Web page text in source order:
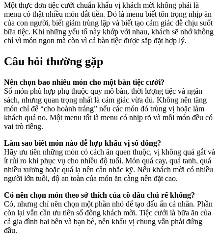
Một thực đơn tiệc cưới chuẩn khẩu vị khách mời không phải là
menu có thật nhiều món đắt tiền. Đó là menu biết tôn trọng nhịp ăn
của con người, biết giảm trùng lặp và biết tạo cảm giác dễ chịu suốt
bữa tiệc. Khi những yếu tố này khớp với nhau, khách sẽ nhớ không
chỉ vì món ngon mà còn vì cả bàn tiệc được sắp đặt hợp lý.
Câu hỏi thường gặp
Nên chọn bao nhiêu món cho một bàn tiệc cưới?
Số món phù hợp phụ thuộc quy mô bàn, thời lượng tiệc và ngân
sách, nhưng quan trọng nhất là cảm giác vừa đủ. Không nên tăng
món chỉ để “cho hoành tráng” nếu các món đó trùng vị hoặc làm
khách quá no. Một menu tốt là menu có nhịp rõ và mỗi món đều có
vai trò riêng.
Làm sao biết món nào dễ hợp khẩu vị số đông?
Hãy ưu tiên những món có cách ăn quen thuộc, vị không quá gắt và
ít rủi ro khi phục vụ cho nhiều độ tuổi. Món quá cay, quá tanh, quá
nhiều xương hoặc quá lạ nên cân nhắc kỹ. Nếu khách mời có nhiều
người lớn tuổi, độ an toàn của món ăn càng nên đặt cao.
Có nên chọn món theo sở thích của cô dâu chú rể không?
Có, nhưng chỉ nên chọn một phần nhỏ để tạo dấu ấn cá nhân. Phần
còn lại vẫn cần ưu tiên số đông khách mời. Tiệc cưới là bữa ăn của
cả gia đình hai bên và bạn bè, nên khẩu vị chung vẫn phải đứng
đầu.